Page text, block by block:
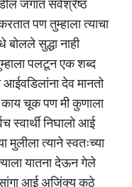
जगात सर्वश्रेष्ठ
पण तुम्हाला त्याचा
बोलले सुद्धा नाही
पलटून एक शब्द
देव मानतो
काय चूक पण मी कुणाला
स्वार्थी निघालो आई
मुलीला त्याने स्वतःच्या
यातना देऊन गेले